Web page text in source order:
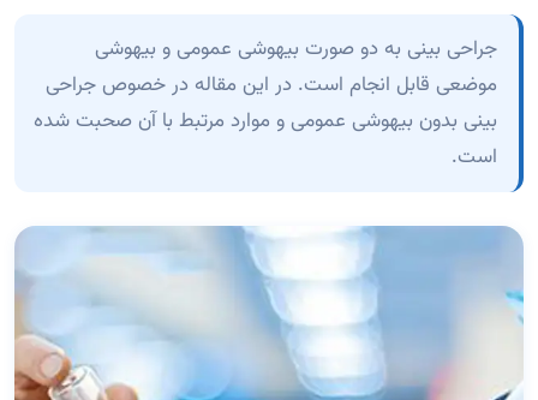
جراحی بینی به دو صورت بیهوشی عمومی و بیهوشی
موضعی قابل انجام است. در این مقاله در خصوص جراحی
بینی بدون بیهوشی عمومی و موارد مرتبط با آن صحبت شده
است.